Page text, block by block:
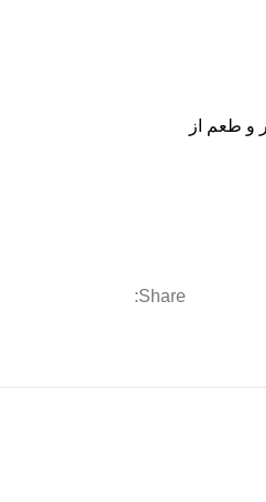
و طعم از
Share: